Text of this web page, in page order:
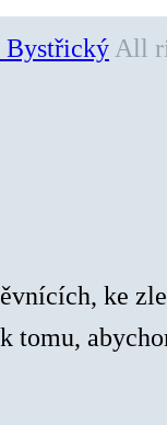
Bystřický All
ke
tomu,